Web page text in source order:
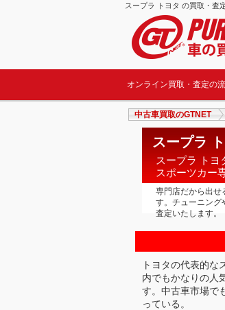
スープラ トヨタ の買取・査
オンライン買取・査定の
中古車買取のGTNET
スープラ
スープラ トヨ
スポーツカー
専門店だから出せ
す。チューニング
査定いたします。
トヨタの代表的
内でもかなりの人
す。中古車市場で
っている。